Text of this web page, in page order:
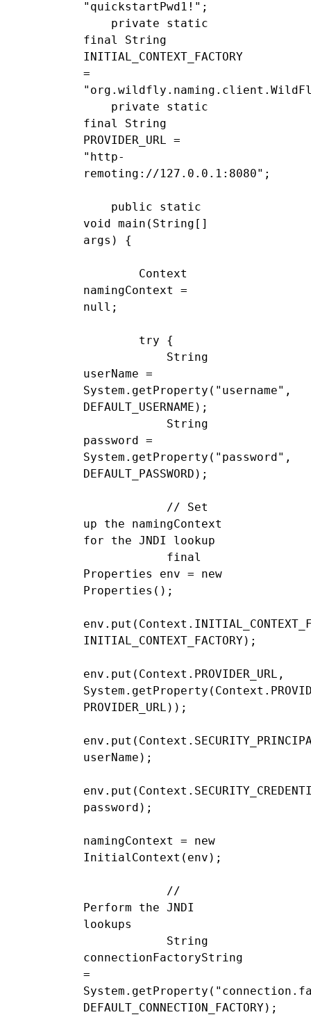
"quickstartPwd1!";
final String
INITIAL_CONTEXT_FACTORY
=
final String
PROVIDER_URL =
"http-
remoting://127.0.0.1:8080";
void main(String[]
args) {
namingContext =
null;
userName =
System.getProperty("username",
DEFAULT_USERNAME);
password =
System.getProperty("password",
DEFAULT_PASSWORD);
up the namingContext
for the JNDI lookup
Properties env = new
Properties();
INITIAL_CONTEXT_FACTORY);
env.put(Context.PROVIDER_URL,
PROVIDER_URL));
userName);
password);
namingContext = new
InitialContext(env);
Perform the JNDI
lookups
connectionFactoryString
=
DEFAULT_CONNECTION_FACTORY);